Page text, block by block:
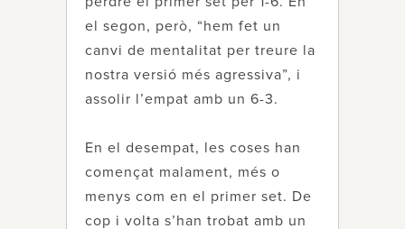
el segon, però, “hem fet un
canvi de mentalitat per treure la
nostra versió més agressiva”, i
assolir l’empat amb un 6-3.
En el desempat, les coses han
començat malament, més o
menys com en el primer set. De
cop i volta s’han trobat amb un